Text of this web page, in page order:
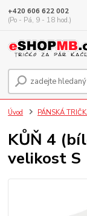
+420 606 622 002
(Po - Pá, 9 - 18 hod.)
Úvod PÁNSKÁ
KŮŇ 4
velikost S